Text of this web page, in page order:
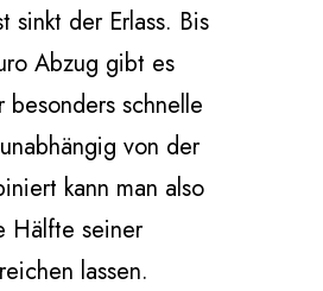
sinkt der Erlass. Bis
Abzug gibt es
besonders schnelle
von der
kann man also
Hälfte seiner
lassen.